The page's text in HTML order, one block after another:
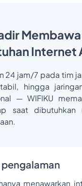
Internet
24 jam/7 pada tim
hingga
— WIFIKU
saat dibutuhkan
pengalaman
menawarkan